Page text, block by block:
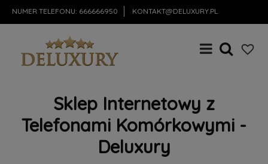
NUMER TELEFONU: 666666950 KONTAKT@DELUXURY.PL
Sklep Internetowy z
Telefonami Komórkowymi -
Deluxury